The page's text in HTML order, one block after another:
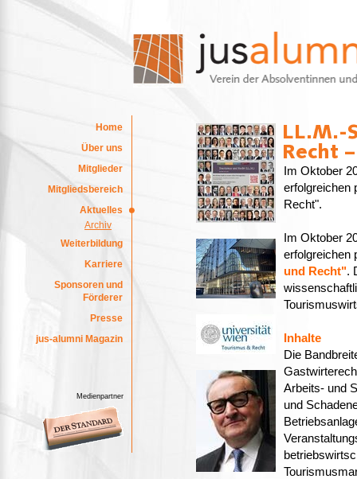
Home
Über uns
Mitglieder
Mitgliedsbereich
Aktuelles
Archiv
Weiterbildung
Karriere
Sponsoren und
Förderer
Presse
jus-alumni Magazin
Medienpartner
Im Oktober
erfolgreichen
Recht".
Im Oktober
erfolgreichen
und Recht".
Inhalte
Die
Arbeits- und
und